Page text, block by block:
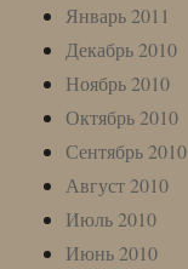
Январь 2011
Декабрь 2010
Ноябрь 2010
Октябрь 2010
Сентябрь 2010
Август 2010
Июль 2010
Июнь 2010